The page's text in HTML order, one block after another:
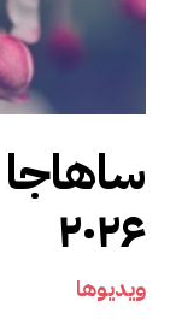
۲۰۲۶
ویدیوها